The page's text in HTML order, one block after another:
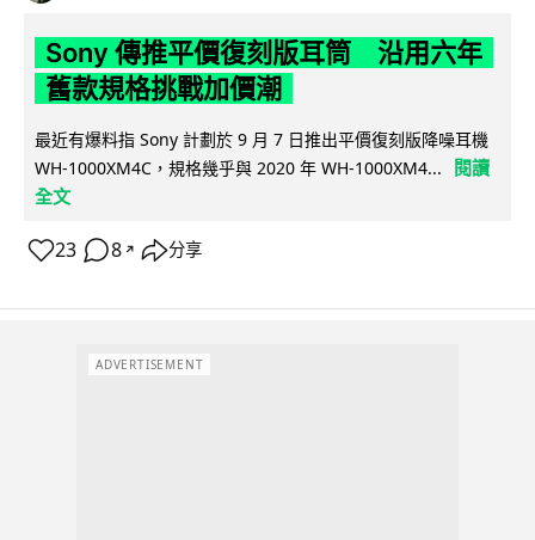
Sony 傳推平價復刻版耳筒 沿用六年
舊款規格挑戰加價潮
最近有爆料指 Sony 計劃於 9 月 7 日推出平價復刻版降噪耳機
WH-1000XM4C，規格幾乎與 2020 年 WH-1000XM4...
閱讀
全文
23 8 ↗ 分享
ADVERTISEMENT